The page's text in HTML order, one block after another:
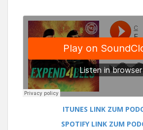
ITUNES LINK ZUM
SPOTIFY LINK ZUM